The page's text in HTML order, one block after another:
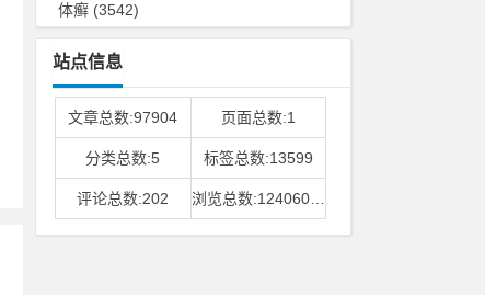
体癣 (3542)
站点信息
文章总数:97904 页面总数:1
分类总数:5 标签总数:13599
评论总数:202 浏览总数:12406006